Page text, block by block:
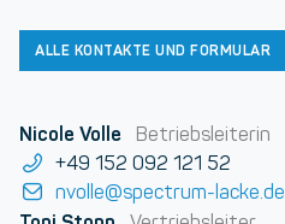
ALLE KONTAKTE UND FORMULAR
Nicole Volle
Betriebsleiterin
+49 152 092 121 52
nvolle@spectrum-lacke.de